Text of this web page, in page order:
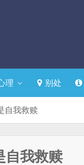
理 别处
自我救赎
自我救赎